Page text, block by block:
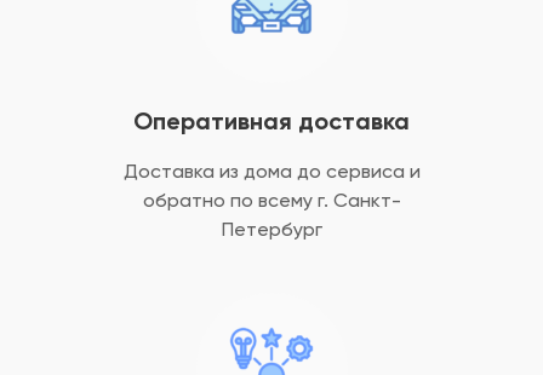
Оперативная доставка
Доставка из дома до сервиса и
обратно по всему г. Санкт-
Петербург